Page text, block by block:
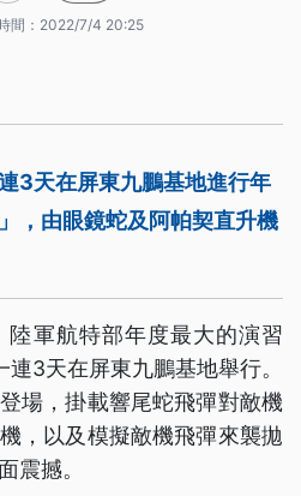
間： 2022/7/4 20:25
3天在屏東九鵬基地進行年
，由眼鏡蛇及阿帕契直升機
軍航特部年度最大的演習
連3天在屏東九鵬基地舉行。
場，掛載響尾蛇飛彈對敵機
，以及模擬敵機飛彈來襲拋
震撼。